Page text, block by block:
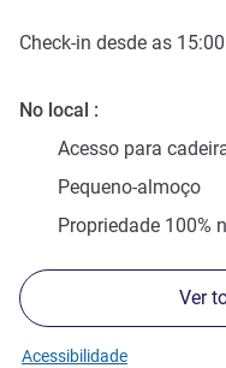
Check-in desde as 15:00
No local
Acesso para
Pequeno-almoço
Propriedade 100%
Ver
Acessibilidade